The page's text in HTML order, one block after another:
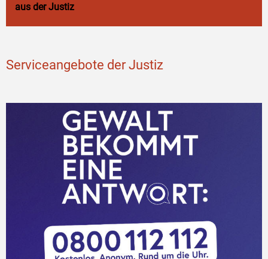
aus der Justiz
Serviceangebote der Justiz